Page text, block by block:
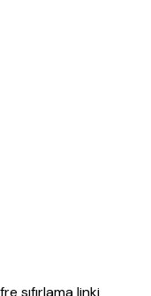
sıfırlama linki